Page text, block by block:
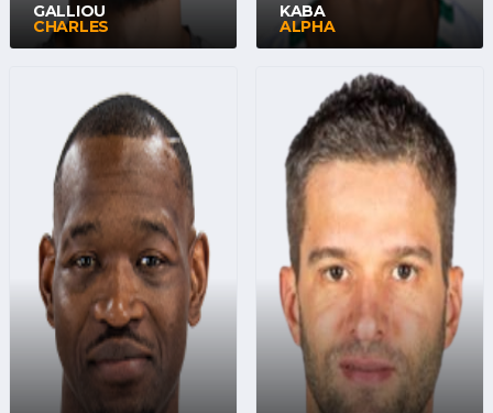
GALLIOU
CHARLES
KABA
ALPHA